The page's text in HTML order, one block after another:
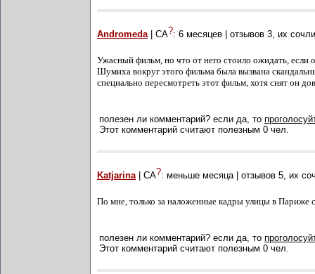
Andromeda| СА?: 6 месяцев | отзывов 3, их
Ужасный фильм, но что от него стоило ожидать,
Шумиха вокруг этого фильма была вызвана
специально пересмотреть этот фильм, хотя снят он
полезен ли комментарий? если да, то
Этот комментарий считают полезным 0 чел.
Katjarina| СА?: меньше месяца| отзывов 5, их
По мне, только за наложенные кадры улицы в Париже
полезен ли комментарий? если да, то
Этот комментарий считают полезным 0 чел.